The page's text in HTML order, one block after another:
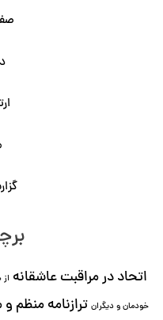
اتحاد در مراقبت عاشقانه
خودمان و دیگران ترازنامه منظم و معنا دار